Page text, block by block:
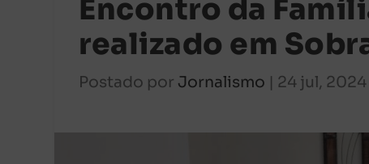
Encontro da
realizado em
Postado por Jornalismo | 24 jul, 2024